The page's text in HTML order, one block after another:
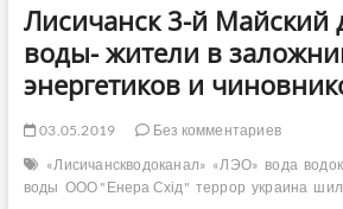
Лисичанск 3-й Майский
воды- жители в
энергетиков и
03.05.2019
Без комментариев
«Лисичанскводоканал» «ЛЭО» вода
воды ООО "Енера Схід" террор украина